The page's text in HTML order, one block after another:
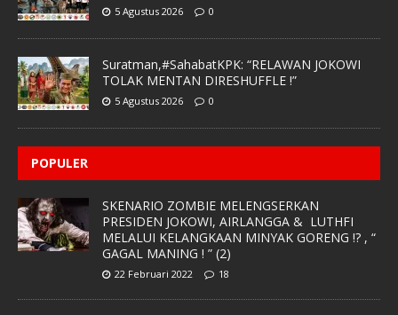
5 Agustus 2026 0
Suratman,#SahabatKPK: “RELAWAN JOKOWI
TOLAK MENTAN DIRESHUFFLE !”
5 Agustus 2026 0
POPULER
SKENARIO ZOMBIE MELENGSERKAN
PRESIDEN JOKOWI, AIRLANGGA & LUTHFI
MELALUI KELANGKAAN MINYAK GORENG !? , “
GAGAL MANING ! ” (2)
22 Februari 2022 18